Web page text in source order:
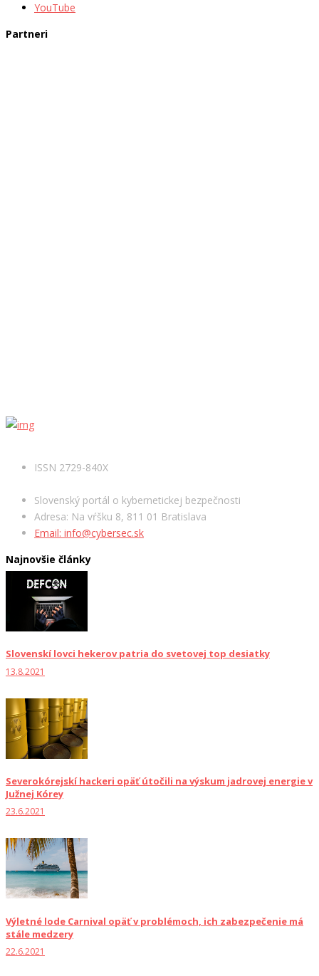
YouTube
Partneri
ISSN 2729-840X
Slovenský portál o kybernetickej bezpečnosti
Adresa: Na vŕšku 8, 811 01 Bratislava
Email: info@cybersec.sk
Najnovšie články
Slovenskí lovci hekerov patria do svetovej top desiatky
13.8.2021
Severokórejskí hackeri opäť útočili na výskum jadrovej energie v
Južnej Kórey
23.6.2021
Výletné lode Carnival opäť v problémoch, ich zabezpečenie má
stále medzery
22.6.2021